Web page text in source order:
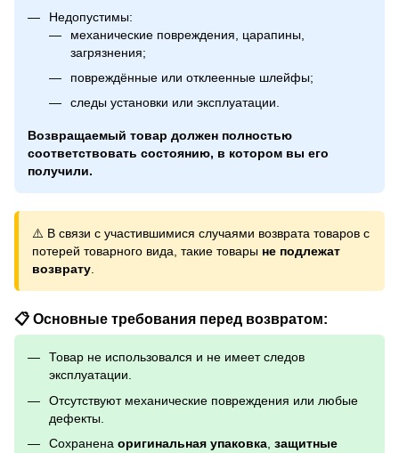
Недопустимы:
механические повреждения, царапины,
загрязнения;
повреждённые или отклеенные шлейфы;
следы установки или эксплуатации.
Возвращаемый товар должен полностью
соответствовать состоянию, в котором вы его
получили.
⚠️ В связи с участившимися случаями возврата товаров с
потерей товарного вида, такие товары не подлежат
возврату.
📋 Основные требования перед возвратом:
Товар не использовался и не имеет следов
эксплуатации.
Отсутствуют механические повреждения или любые
дефекты.
Сохранена оригинальная упаковка защитные